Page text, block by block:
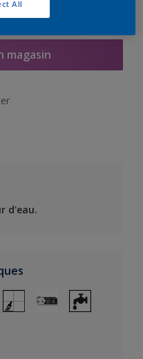
d’achats
magasin
d'eau.
All